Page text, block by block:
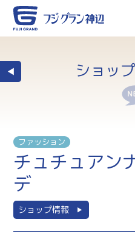
ショッ
ファッション
チュチュアン
デ
ショップ情報